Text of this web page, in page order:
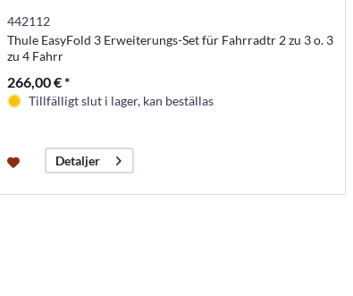
442112
Thule EasyFold 3 Erweiterungs-Set für Fahrradtr 2 zu 3 o. 3
zu 4 Fahrr
266,00 € *
Tillfälligt slut i lager, kan beställas
Detaljer